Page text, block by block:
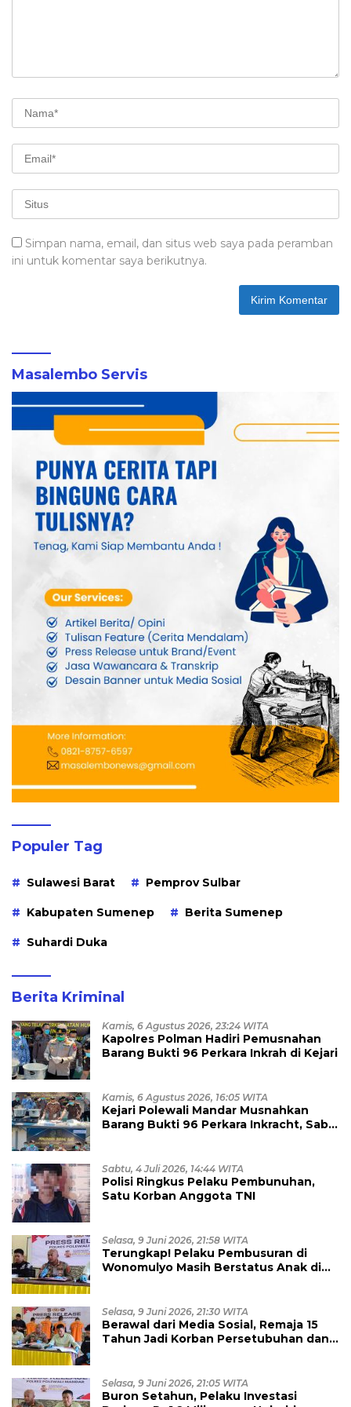
Simpan nama, email, dan situs web saya pada peramban
ini untuk komentar saya berikutnya.
Masalembo Servis
Populer Tag
Sulawesi Barat Pemprov Sulbar
Kabupaten Sumenep Berita Sumenep
Suhardi Duka
Berita Kriminal
Kamis, 6 Agustus 2026, 23:24 WITA
Kapolres Polman Hadiri Pemusnahan
Barang Bukti 96 Perkara Inkrah di Kejari
Kamis, 6 Agustus 2026, 16:05 WITA
Kejari Polewali Mandar Musnahkan
Barang Bukti 96 Perkara Inkracht, Sabu
Sabtu, 4 Juli 2026, 14:44 WITA
Polisi Ringkus Pelaku Pembunuhan,
Satu Korban Anggota TNI
Selasa, 9 Juni 2026, 21:58 WITA
Terungkap! Pelaku Pembusuran di
Wonomulyo Masih Berstatus Anak di
Selasa, 9 Juni 2026, 21:30 WITA
Berawal dari Media Sosial, Remaja 15
Tahun Jadi Korban Persetubuhan dan
Selasa, 9 Juni 2026, 21:05 WITA
Buron Setahun, Pelaku Investasi